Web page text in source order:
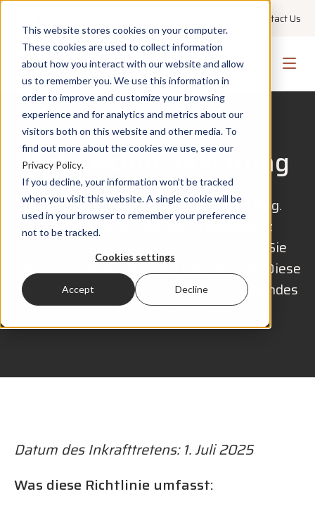
This website stores cookies on your computer.
These cookies are used to collect information
about how you interact with our website and allow
us to remember you. We use this information in
order to improve and customize your browsing
experience and for analytics and metrics about our
visitors both on this website and other media. To
find out more about the cookies we use, see our
Privacy Policy.
If you decline, your information won’t be tracked
when you visit this website. A single cookie will be
used in your browser to remember your preference
not to be tracked.
Cookies settings
Accept Decline
Contact Us
Datenschutzerklärung
Der Schutz Ihrer Daten ist uns wichtig.
Ebenso wichtig ist uns Transparenz
darüber, wie wir Informationen über Sie
erfassen, verwenden und übermitteln. Diese
Richtlinie soll Ihnen dabei helfen, Folgendes
zu verstehen:
Datum des Inkrafttretens: 1. Juli 2025
Was diese Richtlinie umfasst: